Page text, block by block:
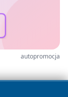
autopromocja